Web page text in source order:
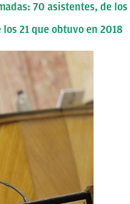
70 asistentes, de
21 que obtuvo en 2018